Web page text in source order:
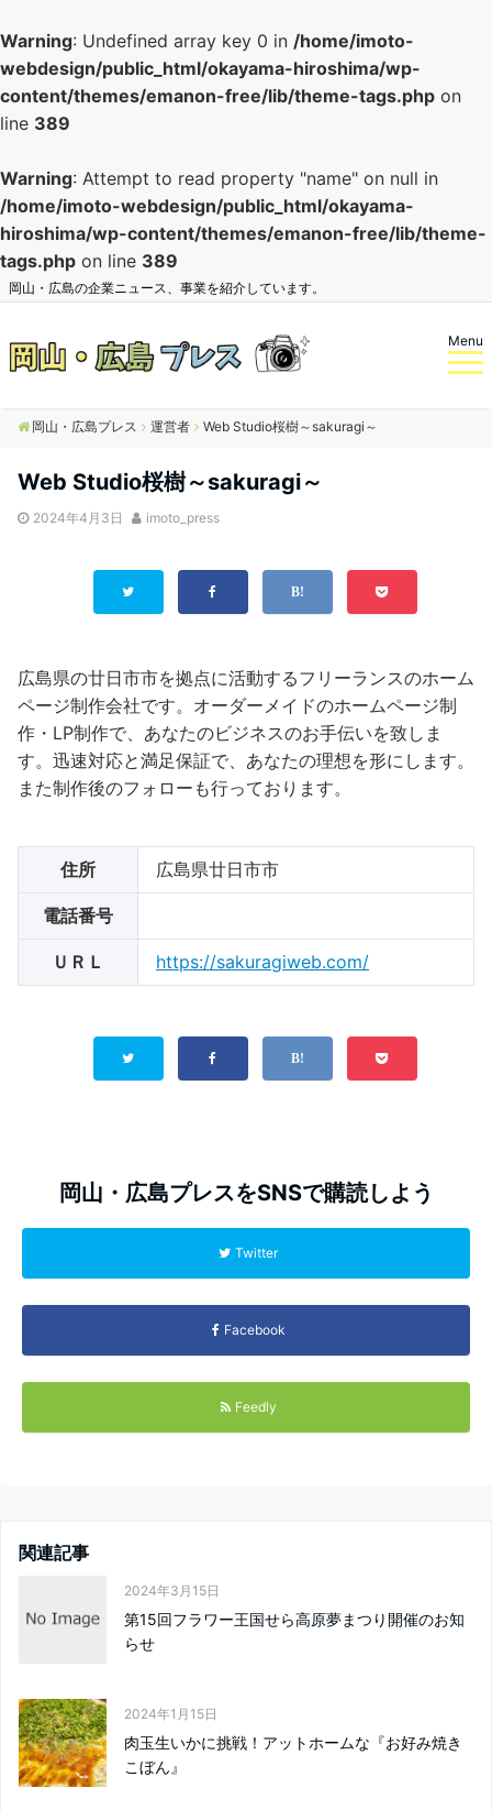
Warning: Undefined array key 0 in /home/imoto-
webdesign/public_html/okayama-hiroshima/wp-
content/themes/emanon-free/lib/theme-tags.php on
line 389
Warning: Attempt to read property "name" on null in
/home/imoto-webdesign/public_html/okayama-
hiroshima/wp-content/themes/emanon-free/lib/theme-
tags.php on line 389
岡山・広島の企業ニュース、事業を紹介しています。
Menu
岡山・広島プレス 運営者 Web Studio桜樹～sakuragi～
Web Studio桜樹～sakuragi～
2024年4月3日 imoto_press
広島県の廿日市市を拠点に活動するフリーランスのホーム
ページ制作会社です。オーダーメイドのホームページ制
作・LP制作で、あなたのビジネスのお手伝いを致しま
す。迅速対応と満足保証で、あなたの理想を形にします。
また制作後のフォローも行っております。
住所 広島県廿日市市
電話番号
ＵＲＬ https://sakuragiweb.com/
岡山・広島プレスをSNSで購読しよう
Twitter
Facebook
Feedly
関連記事
2024年3月15日
第15回フラワー王国せら高原夢まつり開催のお知
らせ
2024年1月15日
肉玉生いかに挑戦！アットホームな『お好み焼き
こぼん』